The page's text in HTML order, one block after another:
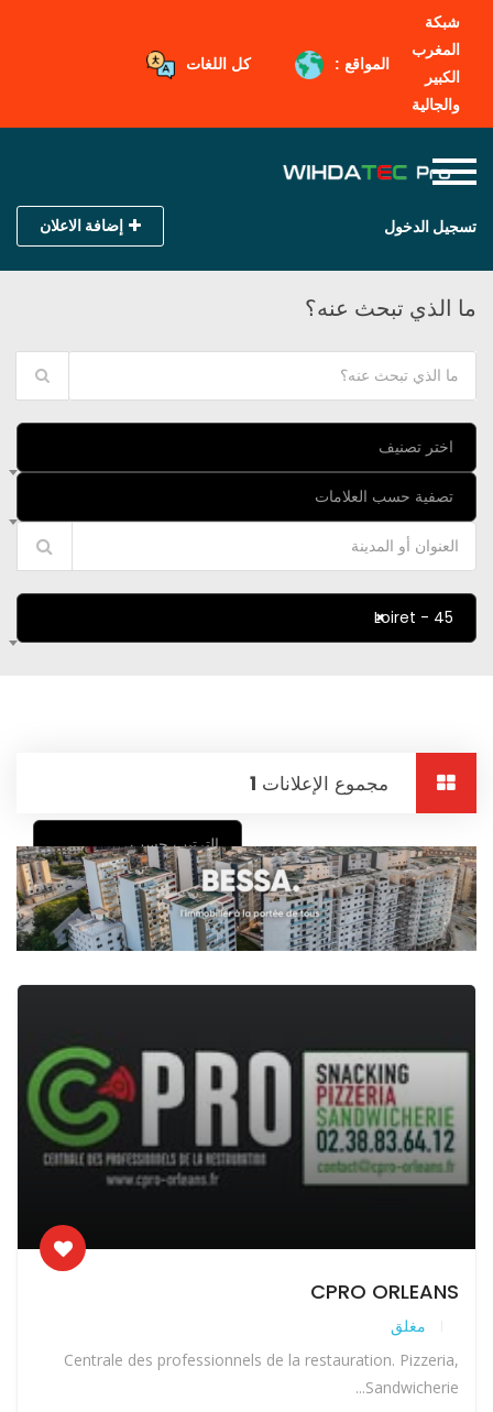
شبكة
المغرب
الكبير
والجالية
المواقع : كل اللغات
تسجيل الدخول إضافة الاعلان
ما الذي تبحث عنه؟
اختر تصنيف
تصفية حسب العلامات
× 45 - Loiret
مجموع الإعلانات 1
الترتيب حسب
CPRO ORLEANS
مغلق
Centrale des professionnels de la restauration. Pizzeria,
Sandwicherie...